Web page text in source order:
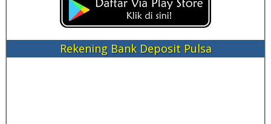
Rekening Bank Deposit Pulsa